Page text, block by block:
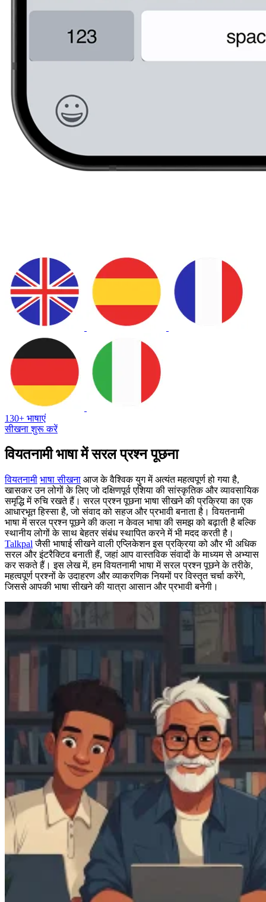
130+ भाषाएं
सीखना शुरू करें
वियतनामी भाषा में सरल प्रश्न पूछना
वियतनामी भाषा सीखना आज के वैश्विक युग में अत्यंत महत्वपूर्ण हो गया है,
खासकर उन लोगों के लिए जो दक्षिणपूर्व एशिया की सांस्कृतिक और व्यावसायिक
समृद्धि में रुचि रखते हैं। सरल प्रश्न पूछना भाषा सीखने की प्रक्रिया का एक
आधारभूत हिस्सा है, जो संवाद को सहज और प्रभावी बनाता है। वियतनामी
भाषा में सरल प्रश्न पूछने की कला न केवल भाषा की समझ को बढ़ाती है बल्कि
स्थानीय लोगों के साथ बेहतर संबंध स्थापित करने में भी मदद करती है।
Talkpal जैसी भाषाई सीखने वाली एप्लिकेशन इस प्रक्रिया को और भी अधिक
सरल और इंटरैक्टिव बनाती हैं, जहां आप वास्तविक संवादों के माध्यम से अभ्यास
कर सकते हैं। इस लेख में, हम वियतनामी भाषा में सरल प्रश्न पूछने के तरीके,
महत्वपूर्ण प्रश्नों के उदाहरण और व्याकरणिक नियमों पर विस्तृत चर्चा करेंगे,
जिससे आपकी भाषा सीखने की यात्रा आसान और प्रभावी बनेगी।